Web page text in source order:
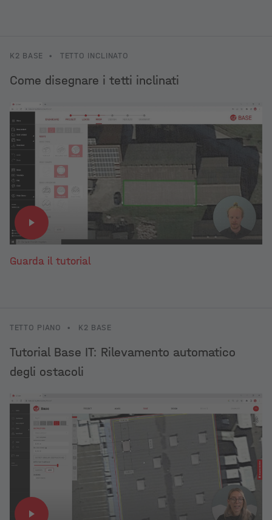
K2 BASE • TETTO INCLINATO
Come disegnare i tetti inclinati
Guarda il tutorial
TETTO PIANO • K2 BASE
Tutorial Base IT: Rilevamento automatico
degli ostacoli